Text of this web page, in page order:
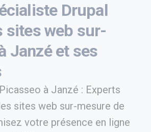
Drupal
sites web sur-
Janzé et ses
à Janzé : Experts
sites web sur-mesure de
votre présence en ligne